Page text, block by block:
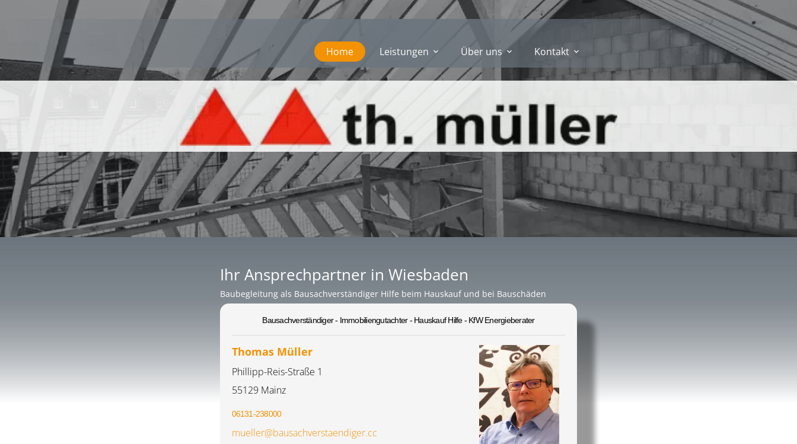
Home Leistungen Über uns Kontakt
Ihr Ansprechpartner in Wiesbaden
Baubegleitung als Bausachverständiger Hilfe beim Hauskauf und bei Bauschäden
Bausachverständiger - Immobiliengutachter - Hauskauf Hilfe - KfW Energieberater
Thomas Müller
Phillipp-Reis-Straße 1
55129 Mainz
06131-238000
mueller@bausachverstaendiger.cc